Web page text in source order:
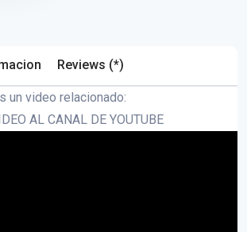
Reviews (*)
un video relacionado:
AL CANAL DE YOUTUBE